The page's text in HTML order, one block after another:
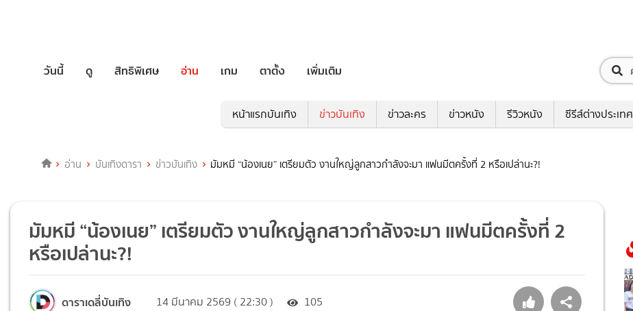
วันนี้ ดู สิทธิพิเศษ อ่าน เกม ตาตั้ง เพิ่มเติม
หน้าแรกบันเทิง ข่าวบันเทิง ข่าวละคร ข่าวหนัง รีวิวหนัง ซีรีส์ต่างประเทศ
อ่าน บันเทิงดารา ข่าวบันเทิง มัมหมี “น้องเนย” เตรียมตัว งานใหญ่ลูกสาวกำลังจะมา แฟนมีตครั้งที่ 2 หรือเปล่านะ?!
มัมหมี “น้องเนย” เตรียมตัว งานใหญ่ลูกสาวกำลังจะมา แฟนมีตครั้งที่ 2
หรือเปล่านะ?!
ดาราเดลี่บันเทิง 14 มีนาคม 2569 ( 22:30 ) 105